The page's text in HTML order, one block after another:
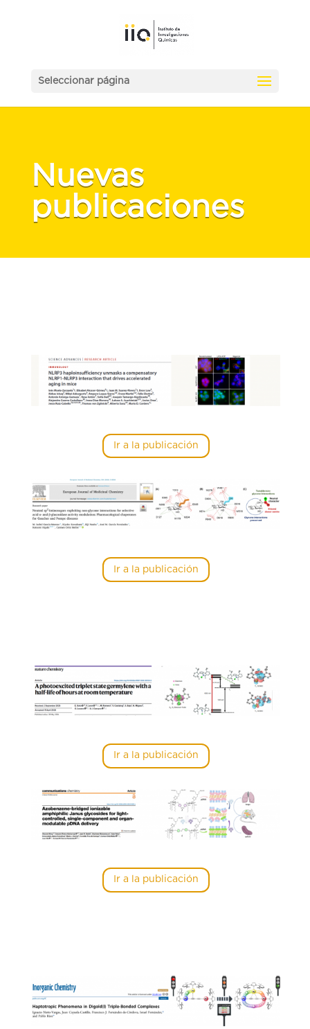
Seleccionar página
Nuevas
publicaciones
Ir a la publicación
Ir a la publicación
Ir a la publicación
Ir a la publicación